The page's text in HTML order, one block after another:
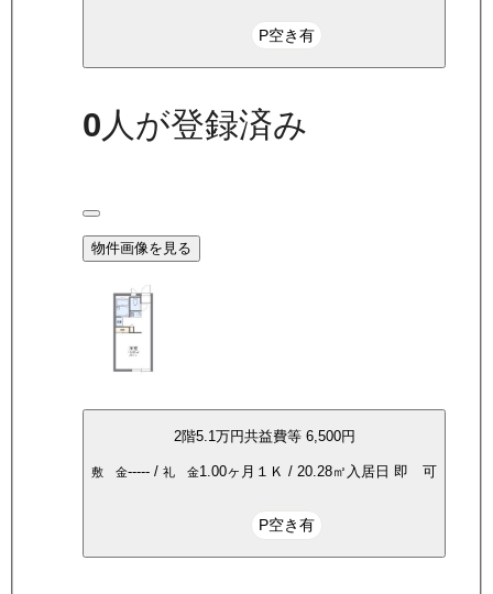
P空き有
0 人が登録済み
物件画像を見る
2階5.1万円共益費等 6,500円
敷 金----- /礼 金1.00ヶ月 １Ｋ / 20.28㎡ 入居日即 可
P空き有